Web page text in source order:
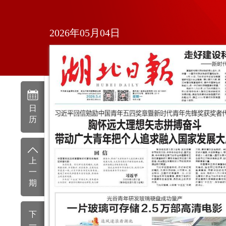
日
历
上
一
期
下
2026年05月04日